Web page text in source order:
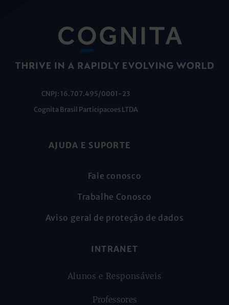
CNPJ: 16.707.495/0001-23
Cognita Brasil Participacoes LTDA
AJUDA E SUPORTE
Fale conosco
Trabalhe Conosco
Aviso geral de proteção de dados
INTRANET
Alunos e Responsáveis
Professores